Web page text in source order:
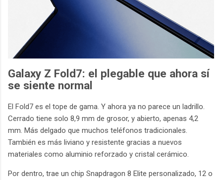
Galaxy Z Fold7: el plegable que ahora sí
se siente normal
El Fold7 es el tope de gama. Y ahora ya no parece un ladrillo.
Cerrado tiene solo 8,9 mm de grosor, y abierto, apenas 4,2
mm. Más delgado que muchos teléfonos tradicionales.
También es más liviano y resistente gracias a nuevos
materiales como aluminio reforzado y cristal cerámico.
Por dentro, trae un chip Snapdragon 8 Elite personalizado, 12 o